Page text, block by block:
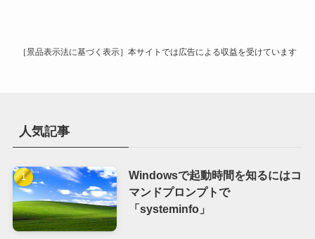
［景品表示法に基づく表示］本サイトでは広告による収益を受けています
人気記事
Windowsで起動時間を知るにはコ
マンドプロンプトで
「systeminfo」